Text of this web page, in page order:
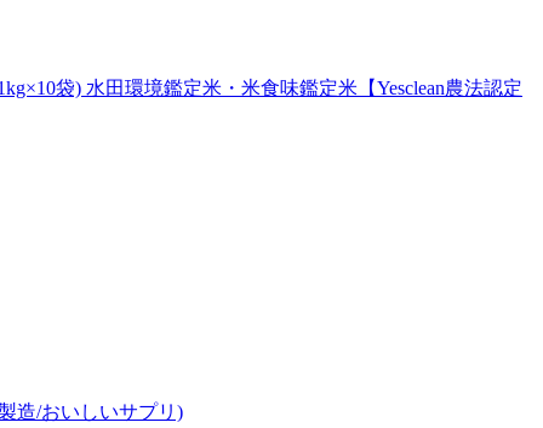
袋) 水田環境鑑定米・米食味鑑定米【Yesclean農法認定
造/おいしいサプリ)